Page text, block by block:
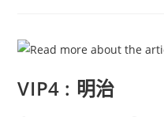
VIP4 : 明治